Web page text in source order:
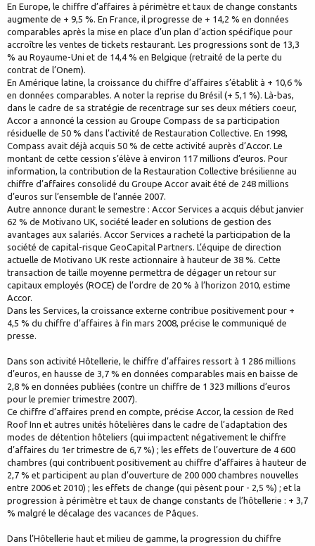
En Europe, le chiffre d’affaires à périmètre et taux de change constants
augmente de + 9,5 %. En France, il progresse de + 14,2 % en données
comparables après la mise en place d’un plan d’action spécifique pour
accroître les ventes de tickets restaurant. Les progressions sont de 13,3
% au Royaume-Uni et de 14,4 % en Belgique (retraité de la perte du
contrat de l’Onem).
En Amérique latine, la croissance du chiffre d’affaires s’établit à + 10,6 %
en données comparables. A noter la reprise du Brésil (+ 5,1 %). Là-bas,
dans le cadre de sa stratégie de recentrage sur ses deux métiers coeur,
Accor a annoncé la cession au Groupe Compass de sa participation
résiduelle de 50 % dans l’activité de Restauration Collective. En 1998,
Compass avait déjà acquis 50 % de cette activité auprès d’Accor. Le
montant de cette cession s’élève à environ 117 millions d’euros. Pour
information, la contribution de la Restauration Collective brésilienne au
chiffre d’affaires consolidé du Groupe Accor avait été de 248 millions
d’euros sur l’ensemble de l’année 2007.
Autre annonce durant le semestre : Accor Services a acquis début janvier
62 % de Motivano UK, société leader en solutions de gestion des
avantages aux salariés. Accor Services a racheté la participation de la
société de capital-risque GeoCapital Partners. L’équipe de direction
actuelle de Motivano UK reste actionnaire à hauteur de 38 %. Cette
transaction de taille moyenne permettra de dégager un retour sur
capitaux employés (ROCE) de l’ordre de 20 % à l’horizon 2010, estime
Accor.
Dans les Services, la croissance externe contribue positivement pour +
4,5 % du chiffre d’affaires à fin mars 2008, précise le communiqué de
presse.
Dans son activité Hôtellerie, le chiffre d’affaires ressort à 1 286 millions
d’euros, en hausse de 3,7 % en données comparables mais en baisse de
2,8 % en données publiées (contre un chiffre de 1 323 millions d’euros
pour le premier trimestre 2007).
Ce chiffre d’affaires prend en compte, précise Accor, la cession de Red
Roof Inn et autres unités hôtelières dans le cadre de l’adaptation des
modes de détention hôteliers (qui impactent négativement le chiffre
d’affaires du 1er trimestre de 6,7 %) ; les effets de l’ouverture de 4 600
chambres (qui contribuent positivement au chiffre d’affaires à hauteur de
2,7 % et participent au plan d’ouverture de 200 000 chambres nouvelles
entre 2006 et 2010) ; les effets de change (qui pèsent pour - 2,5 %) ; et la
progression à périmètre et taux de change constants de l’hôtellerie : + 3,7
% malgré le décalage des vacances de Pâques.
Dans l’Hôtellerie haut et milieu de gamme, la progression du chiffre